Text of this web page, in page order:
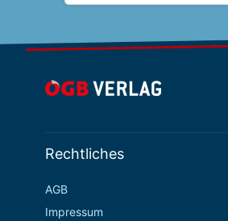
Rechtliches
AGB
Impressum